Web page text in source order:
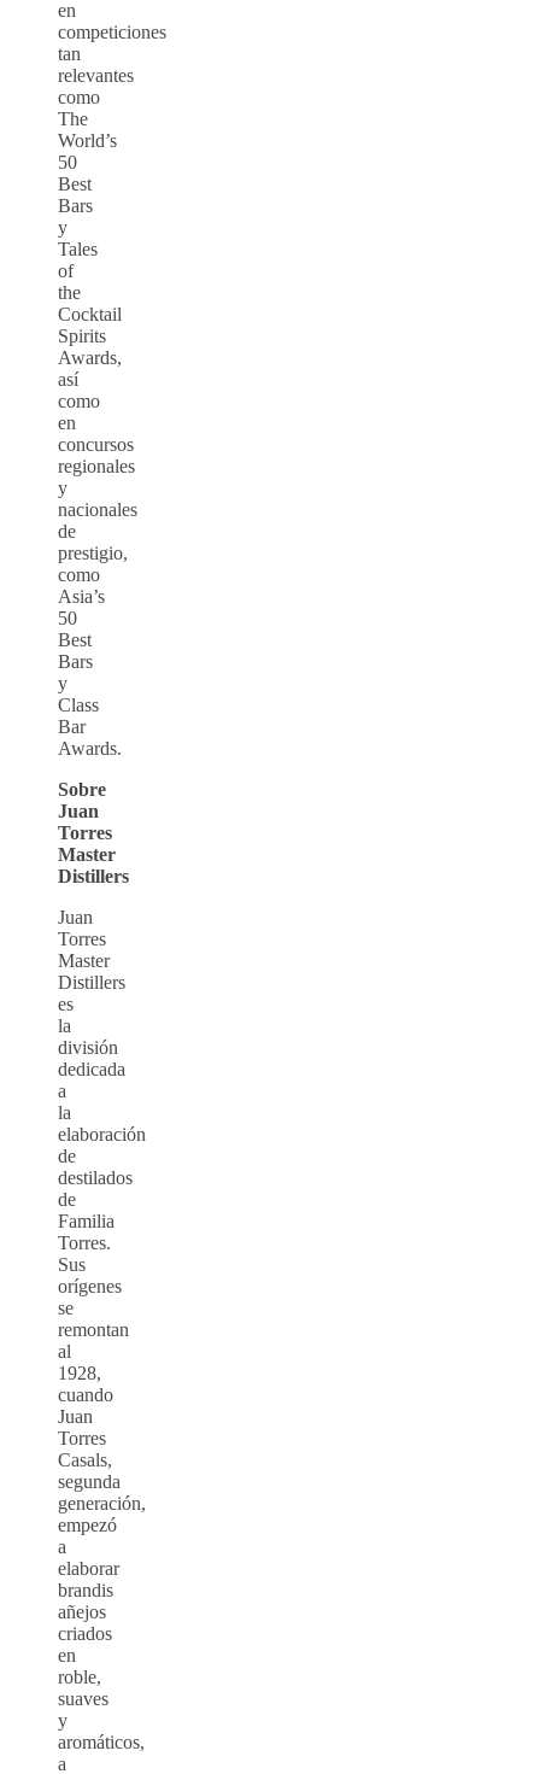
en
competiciones
tan
relevantes
como
The
World’s
50
Best
Bars
y
Tales
of
the
Cocktail
Spirits
Awards,
así
como
en
concursos
regionales
y
nacionales
de
prestigio,
como
Asia’s
50
Best
Bars
y
Class
Bar
Awards.
Sobre
Juan
Torres
Master
Distillers
Juan
Torres
Master
Distillers
es
la
división
dedicada
a
la
elaboración
de
destilados
de
Familia
Torres.
Sus
orígenes
se
remontan
al
1928,
cuando
Juan
Torres
Casals,
segunda
generación,
empezó
a
elaborar
brandis
añejos
criados
en
roble,
suaves
y
aromáticos,
a